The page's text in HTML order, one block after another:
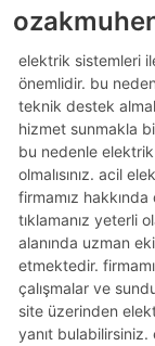
elektrik sistemleri
önemlidir. bu
teknik destek
hizmet sunmakla
bu nedenle
olmalısınız. acil
firmamız
tıklamanız yeterli
alanında uzman
etmektedir.
çalışmalar ve
site üzerinden
yanıt